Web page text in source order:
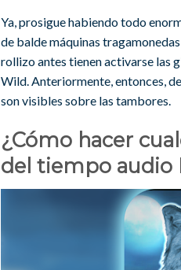
Ya, prosigue habiendo todo
de balde máquinas
rollizo antes tienen activarse las
Wild. Anteriormente, entonces,
son visibles sobre las tambores.
¿Cómo hacer
del tiempo audio